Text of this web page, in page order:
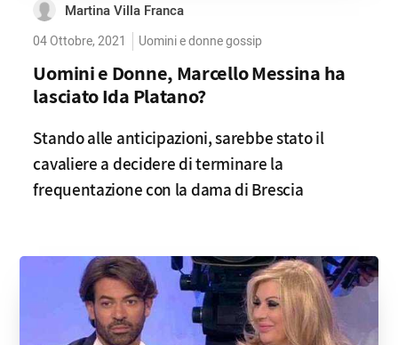
Martina Villa Franca
04 Ottobre, 2021 Uomini e donne gossip
Uomini e Donne, Marcello Messina ha
lasciato Ida Platano?
Stando alle anticipazioni, sarebbe stato il
cavaliere a decidere di terminare la
frequentazione con la dama di Brescia